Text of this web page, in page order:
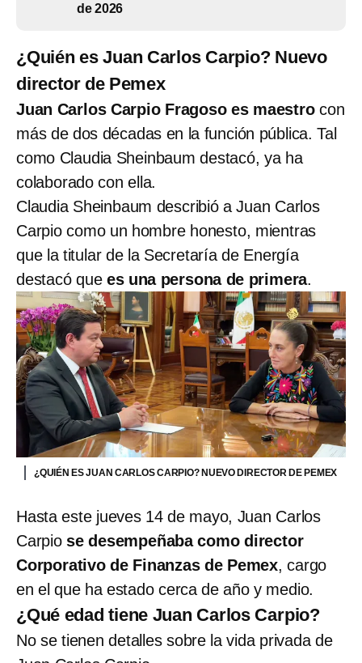
de 2026
¿Quién es Juan Carlos Carpio? Nuevo
director de Pemex
Juan Carlos Carpio Fragoso es maestro con
más de dos décadas en la función pública. Tal
como Claudia Sheinbaum destacó, ya ha
colaborado con ella.
Claudia Sheinbaum describió a Juan Carlos
Carpio como un hombre honesto, mientras
que la titular de la Secretaría de Energía
destacó que es una persona de primera.
¿QUIÉN ES JUAN CARLOS CARPIO? NUEVO DIRECTOR DE PEMEX
Hasta este jueves 14 de mayo, Juan Carlos
Carpio se desempeñaba como director
Corporativo de Finanzas de Pemex, cargo
en el que ha estado cerca de año y medio.
¿Qué edad tiene Juan Carlos Carpio?
No se tienen detalles sobre la vida privada de